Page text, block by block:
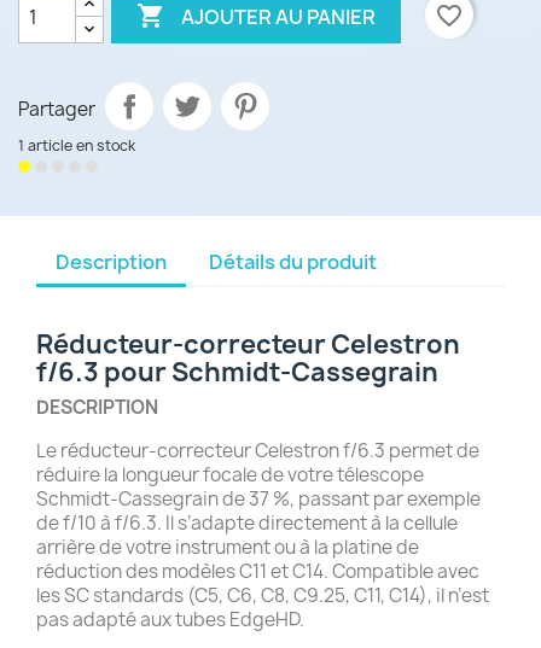
 AJOUTER AU PANIER favorite_border
Partager
1 article en stock
Description Détails du produit
Réducteur-correcteur Celestron
f/6.3 pour Schmidt-Cassegrain
DESCRIPTION
Le réducteur-correcteur Celestron f/6.3 permet de
réduire la longueur focale de votre télescope
Schmidt-Cassegrain de 37 %, passant par exemple
de f/10 à f/6.3. Il s’adapte directement à la cellule
arrière de votre instrument ou à la platine de
réduction des modèles C11 et C14. Compatible avec
les SC standards (C5, C6, C8, C9.25, C11, C14), il n’est
pas adapté aux tubes EdgeHD.